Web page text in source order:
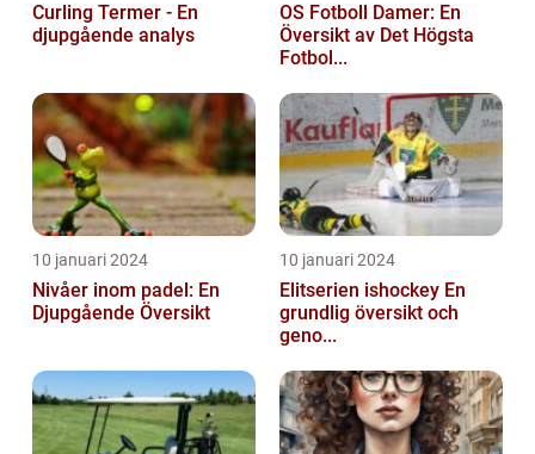
Curling Termer - En
djupgående analys
OS Fotboll Damer: En
Översikt av Det Högsta
Fotbol...
10 januari 2024
Nivåer inom padel: En
Djupgående Översikt
10 januari 2024
Elitserien ishockey En
grundlig översikt och
geno...